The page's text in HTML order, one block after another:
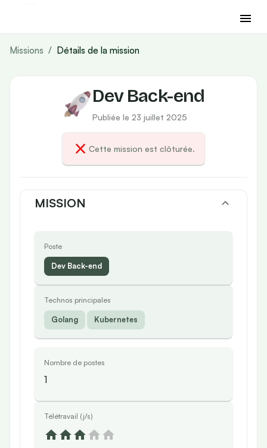
Missions / Détails de la mission
Dev Back-end
Publiée le 23 juillet 2025
Cette mission est clôturée.
MISSION
Poste
Dev Back-end
Technos principales
Golang Kubernetes
Nombre de postes
1
Télétravail (j/s)